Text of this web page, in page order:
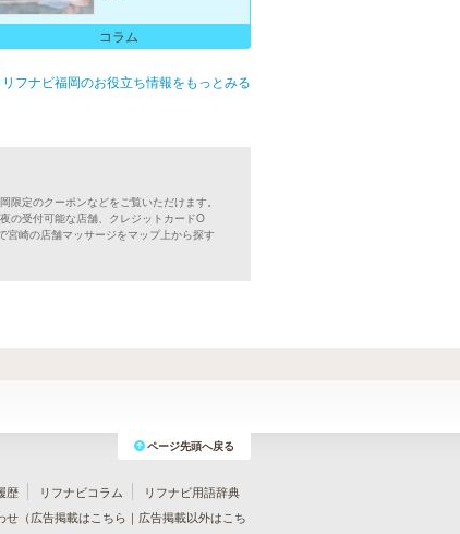
コラム
リフナビ福岡のお役立ち情報をもっとみる
定のクーポンなどをご覧いただけます。
の受付可能な店舗、クレジットカードO
宮崎の店舗マッサージをマップ上から探す
ページ先頭へ戻る
歴 リフナビコラム
リフナビ用語辞典
せ（広告掲載はこちら ｜ 広告掲載以外はこち